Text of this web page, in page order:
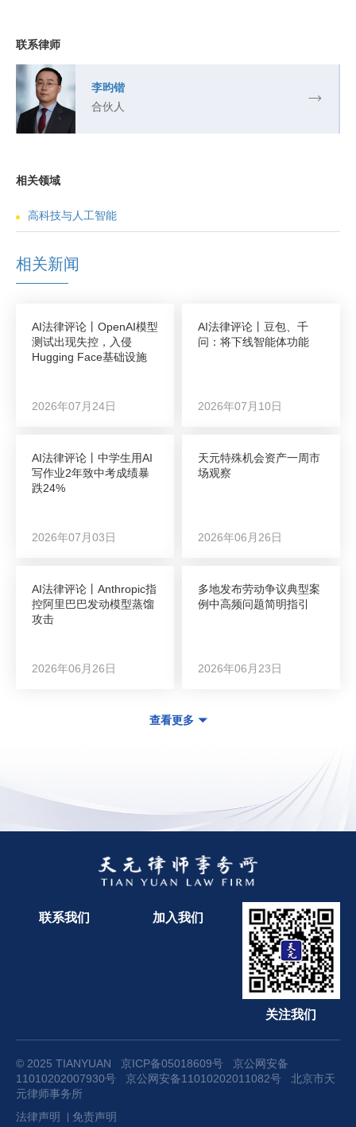
联系律师
李昀锴
合伙人
相关领域
高科技与人工智能
相关新闻
AI法律评论丨OpenAI模型
测试出现失控，入侵
Hugging Face基础设施
2026年07月24日
AI法律评论丨豆包、千
问：将下线智能体功能
2026年07月10日
AI法律评论丨中学生用AI
写作业2年致中考成绩暴
跌24%
2026年07月03日
天元特殊机会资产一周市
场观察
2026年06月26日
AI法律评论丨Anthropic指
控阿里巴巴发动模型蒸馏
攻击
2026年06月26日
多地发布劳动争议典型案
例中高频问题简明指引
2026年06月23日
查看更多
联系我们 加入我们
关注我们
© 2025 TIANYUAN 京ICP备05018609号
京公网安备
11010202007930号
京公网安备11010202011082号 北京市天
元律师事务所
法律声明
免责声明